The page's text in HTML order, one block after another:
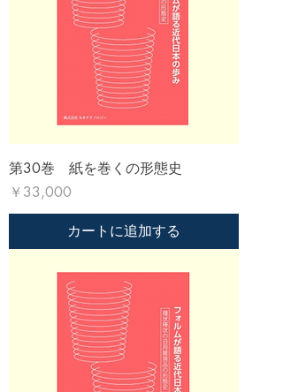
第30巻 紙を巻くの形態史
価格
￥33,000
カートに追加する